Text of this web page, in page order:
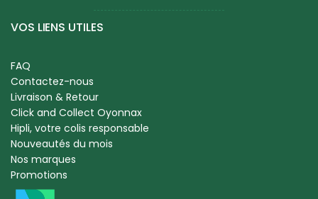
VOS LIENS UTILES
FAQ
Contactez-nous
Livraison & Retour
Click and Collect Oyonnax
Hipli, votre colis responsable
Nouveautés du mois
Nos marques
Promotions